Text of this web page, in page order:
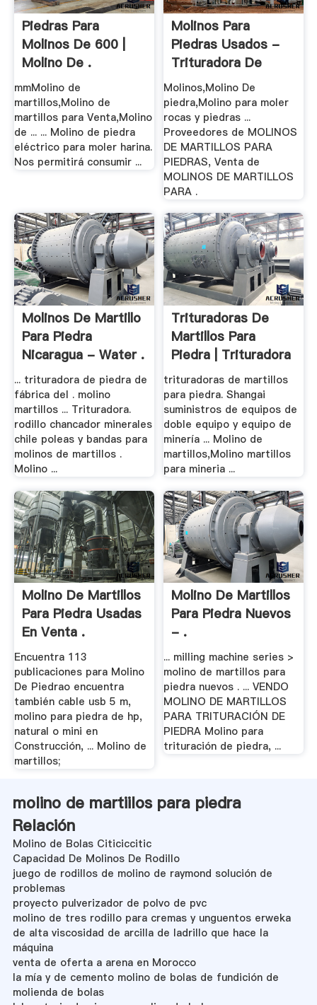
Piedras Para
Molinos De 600 |
Molino De .
mmMolino de
martillos,Molino de
martillos para Venta,Molino
de ... ... Molino de piedra
eléctrico para moler harina.
Nos permitirá consumir ...
Molinos Para
Piedras Usados -
Trituradora De
Cono
Molinos,Molino De
piedra,Molino para moler
rocas y piedras ...
Proveedores de MOLINOS
DE MARTILLOS PARA
PIEDRAS, Venta de
MOLINOS DE MARTILLOS
PARA .
Molinos De Martillo
Para Piedra
Nicaragua - Water .
... trituradora de piedra de
fábrica del . molino
martillos ... Trituradora.
rodillo chancador minerales
chile poleas y bandas para
molinos de martillos .
Molino ...
Trituradoras De
Martillos Para
Piedra | Trituradora
.
trituradoras de martillos
para piedra. Shangai
suministros de equipos de
doble equipo y equipo de
minería ... Molino de
martillos,Molino martillos
para mineria ...
Molino De Martillos
Para Piedra Usadas
En Venta .
Encuentra 113
publicaciones para Molino
De Piedrao encuentra
también cable usb 5 m,
molino para piedra de hp,
natural o mini en
Construcción, ... Molino de
martillos;
Molino De Martillos
Para Piedra Nuevos
- .
... milling machine series >
molino de martillos para
piedra nuevos . ... VENDO
MOLINO DE MARTILLOS
PARA TRITURACIÓN DE
PIEDRA Molino para
trituración de piedra, ...
molino de martiilos para piedra
Relación
Molino de Bolas Citiciccitic
Capacidad De Molinos De Rodillo
juego de rodillos de molino de raymond solución de
problemas
proyecto pulverizador de polvo de pvc
molino de tres rodillo para cremas y unguentos erweka
de alta viscosidad de arcilla de ladrillo que hace la
máquina
venta de oferta a arena en Morocco
la mía y de cemento molino de bolas de fundición de
molienda de bolas